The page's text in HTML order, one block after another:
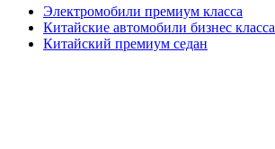
Электромобили премиум класса
Китайские автомобили бизнес класса
Китайский премиум седан